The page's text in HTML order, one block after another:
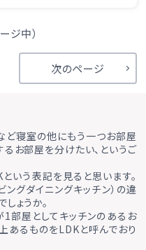
ジ中）
次のページ
寝室の他にもう一つお部屋
お部屋を分けたい、というご
いう表記を見ると思います。
ングダイニングキッチン）の違
ょうか。
部屋としてキッチンのあるお
あるものをLDKと呼んでおり